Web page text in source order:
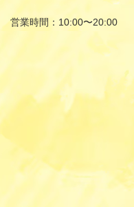
営業時間：10:00〜20:00